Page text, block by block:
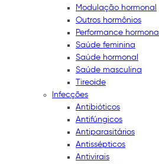
Modulação hormonal
Outros hormônios
Performance hormonal
Saúde feminina
Saúde hormonal
Saúde masculina
Tireoide
Infecções
Antibióticos
Antifúngicos
Antiparasitários
Antissépticos
Antivirais